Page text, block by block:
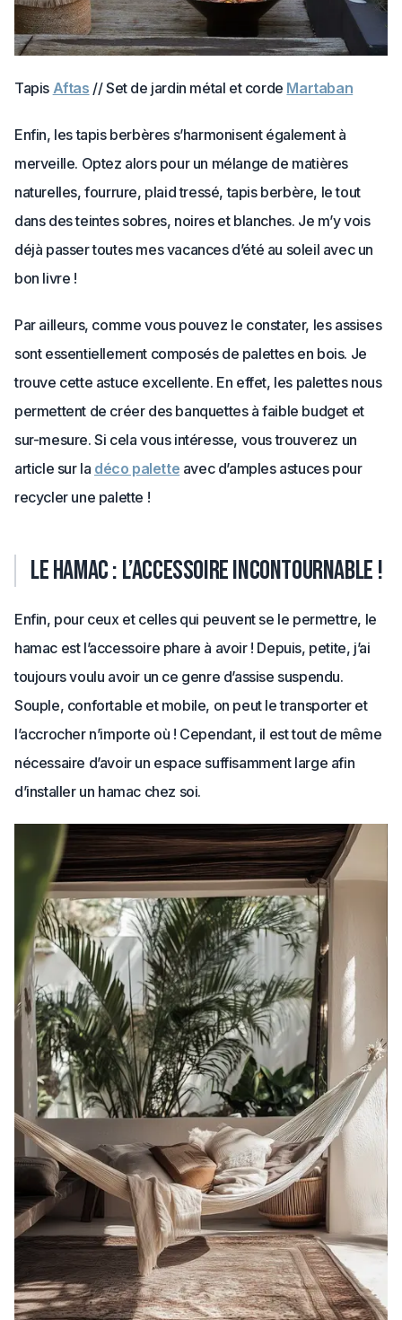
Tapis Aftas // Set de jardin métal et corde Martaban
Enfin, les tapis berbères s’harmonisent également à
merveille. Optez alors pour un mélange de matières
naturelles, fourrure, plaid tressé, tapis berbère, le tout
dans des teintes sobres, noires et blanches. Je m’y vois
déjà passer toutes mes vacances d’été au soleil avec un
bon livre !
Par ailleurs, comme vous pouvez le constater, les assises
sont essentiellement composés de palettes en bois. Je
trouve cette astuce excellente. En effet, les palettes nous
permettent de créer des banquettes à faible budget et
sur-mesure. Si cela vous intéresse, vous trouverez un
article sur la déco palette avec d’amples astuces pour
recycler une palette !
Le hamac : l’accessoire incontournable !
Enfin, pour ceux et celles qui peuvent se le permettre, le
hamac est l’accessoire phare à avoir ! Depuis, petite, j’ai
toujours voulu avoir un ce genre d’assise suspendu.
Souple, confortable et mobile, on peut le transporter et
l’accrocher n’importe où ! Cependant, il est tout de même
nécessaire d’avoir un espace suffisamment large afin
d’installer un hamac chez soi.